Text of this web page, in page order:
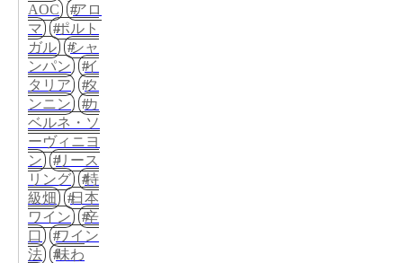
AOC
アロ
マ
ポルト
ガル
シャ
ンパン
イ
タリア
タ
ンニン
カ
ベルネ・ソ
ーヴィニヨ
ン
リース
リング
特
級畑
日本
ワイン
辛
口
ワイン
法
味わ